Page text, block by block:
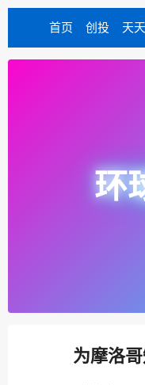
首页 创投 天天
环
为摩洛